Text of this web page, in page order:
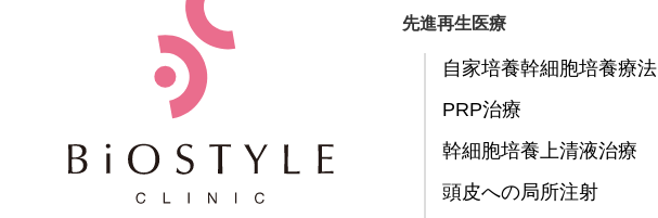
先進再生医療
自家培養幹細胞培養療法
PRP治療
幹細胞培養上清液治療
頭皮への局所注射